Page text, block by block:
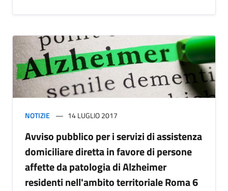
NOTIZIE 14 LUGLIO 2017
Avviso pubblico per i servizi di assistenza
domiciliare diretta in favore di persone
affette da patologia di Alzheimer
residenti nell'ambito territoriale Roma 6